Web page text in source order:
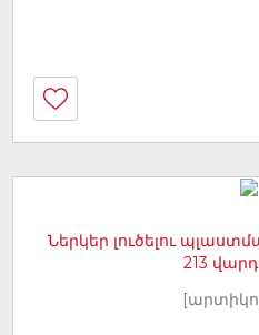
Ներկեր լուծելու
213